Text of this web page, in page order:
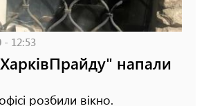
- 12:53
напали
розбили вікно.